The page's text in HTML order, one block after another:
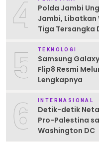
4
Polda Jambi
Jambi, Libatkan
Tiga Tersangka
5 TEKNOLOGI
Samsung
Flip8 Resmi
Lengkapnya
6 INTERNASIONAL
Detik-detik
Pro-Palestina
Washington DC